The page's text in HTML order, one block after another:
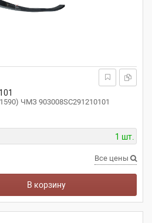
ЧМЗ 903008SC291210101
1 шт.
Все цены
В корзину